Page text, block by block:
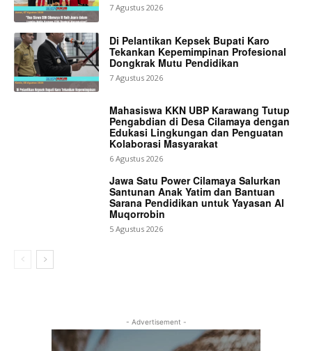
7 Agustus 2026
Di Pelantikan Kepsek Bupati Karo
Tekankan Kepemimpinan Profesional
Dongkrak Mutu Pendidikan
7 Agustus 2026
Mahasiswa KKN UBP Karawang Tutup
Pengabdian di Desa Cilamaya dengan
Edukasi Lingkungan dan Penguatan
Kolaborasi Masyarakat
6 Agustus 2026
Jawa Satu Power Cilamaya Salurkan
Santunan Anak Yatim dan Bantuan
Sarana Pendidikan untuk Yayasan Al
Muqorrobin
5 Agustus 2026
- Advertisement -